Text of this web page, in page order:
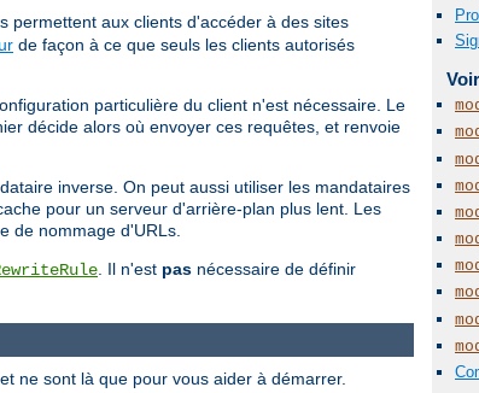
permettent aux clients d'accéder à des sites
de façon à ce que seuls les clients autorisés
particulière du client n'est nécessaire. Le
décide alors où envoyer ces requêtes, et renvoie
inverse. On peut aussi utiliser les mandataires
pour un serveur d'arrière-plan plus lent. Les
de nommage d'URLs.
. Il n'est pas nécessaire de définir
ne sont là que pour vous aider à démarrer.